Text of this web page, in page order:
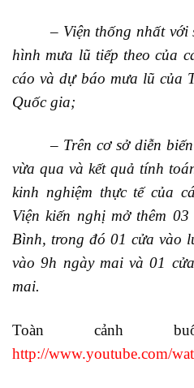
– Viện thống nhất với
hình mưa lũ tiếp theo của
cáo và dự báo mưa lũ của
Quốc gia;
– Trên cơ sở diễn
vừa qua và kết quả tính
kinh nghiệm thực tế của
Viện kiến nghị mở thêm
Bình, trong đó 01 cửa vào
vào 9h ngày mai và 01
mai.
Toàn cảnh
http://www.youtube.com/